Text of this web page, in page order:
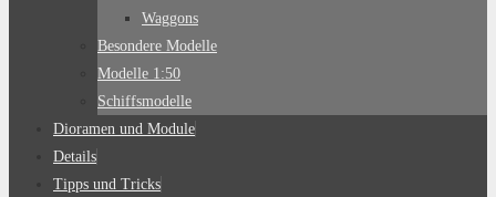
Waggons
Besondere Modelle
Modelle 1:50
Schiffsmodelle
Dioramen und Module
Details
Tipps und Tricks